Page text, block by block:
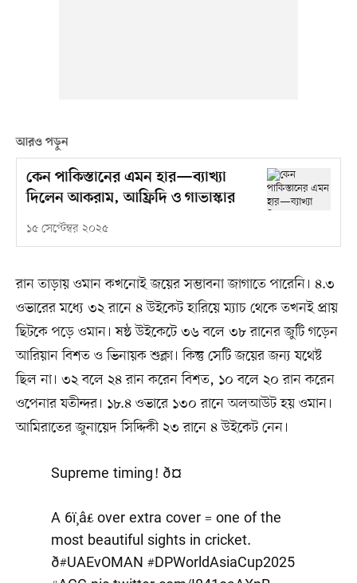
আরও পড়ুন
কেন পাকিস্তানের এমন হার—ব্যাখ্যা
দিলেন আকরাম, আফ্রিদি ও গাভাস্কার
১৫ সেপ্টেম্বর ২০২৫
রান তাড়ায় ওমান কখনোই জয়ের সম্ভাবনা জাগাতে পারেনি। ৪.৩
ওভারের মধ্যে ৩২ রানে ৪ উইকেট হারিয়ে ম্যাচ থেকে তখনই প্রায়
ছিটকে পড়ে ওমান। ষষ্ঠ উইকেটে ৩৬ বলে ৩৮ রানের জুটি গড়েন
আরিয়ান বিশত ও ভিনায়ক শুক্লা। কিন্তু সেটি জয়ের জন্য যথেষ্ট
ছিল না। ৩২ বলে ২৪ রান করেন বিশত, ১০ বলে ২০ রান করেন
ওপেনার যতীন্দর। ১৮.৪ ওভারে ১৩০ রানে অলআউট হয় ওমান।
আমিরাতের জুনায়েদ সিদ্দিকী ২৩ রানে ৪ উইকেট নেন।
Supreme timing! ð¤
A 6ï¸â£ over extra cover = one of the
most beautiful sights in cricket.
ð#UAEvOMAN #DPWorldAsiaCup2025